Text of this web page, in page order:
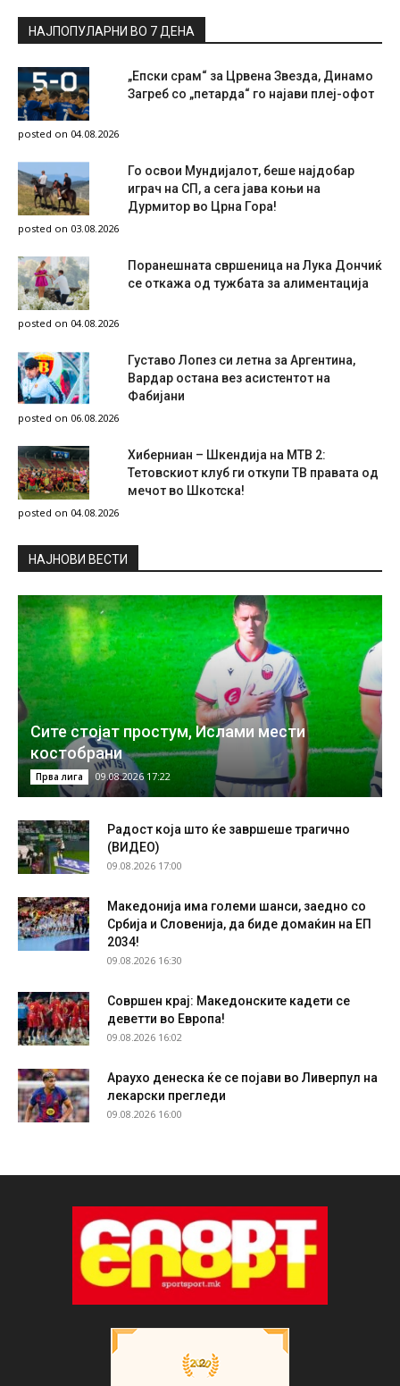
НАЈПОПУЛАРНИ ВО 7 ДЕНА
„Епски срам“ за Црвена Звезда, Динамо
Загреб со „петарда“ го најави плеј-офот
posted on 04.08.2026
Го освои Мундијалот, беше најдобар
играч на СП, а сега јава коњи на
Дурмитор во Црна Гора!
posted on 03.08.2026
Поранешната свршеница на Лука Дончиќ
се откажа од тужбата за алиментација
posted on 04.08.2026
Густаво Лопез си летна за Аргентина,
Вардар остана вез асистентот на
Фабијани
posted on 06.08.2026
Хиберниан – Шкендија на МТВ 2:
Тетовскиот клуб ги откупи ТВ правата од
мечот во Шкотска!
posted on 04.08.2026
НAЈНОВИ ВЕСТИ
Сите стојат простум, Ислами мести
костобрани
Прва лига 09.08.2026 17:22
Радост која што ќе завршеше трагично
(ВИДЕО)
09.08.2026 17:00
Македонија има големи шанси, заедно со
Србија и Словенија, да биде домаќин на ЕП
2034!
09.08.2026 16:30
Совршен крај: Македонските кадети се
деветти во Европа!
09.08.2026 16:02
Араухо денеска ќе се појави во Ливерпул на
лекарски прегледи
09.08.2026 16:00